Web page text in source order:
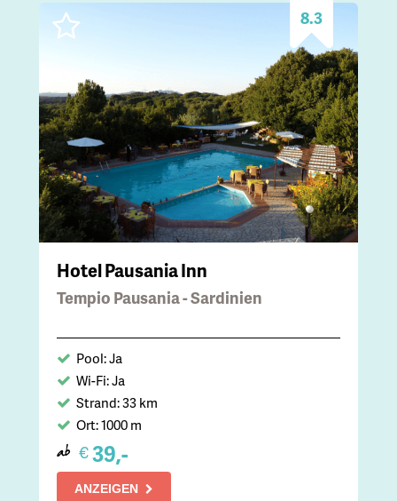
8.3
Hotel Pausania Inn
Tempio Pausania - Sardinien
Pool: Ja
Wi-Fi: Ja
Strand: 33 km
Ort: 1000 m
ab €39,-
ANZEIGEN